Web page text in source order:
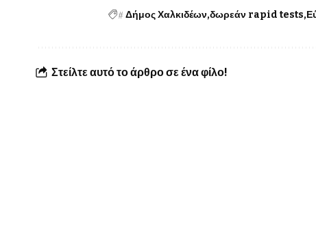
#Δήμος Χαλκιδέων δωρεάν rapid tests
Στείλτε αυτό το άρθρο σε ένα φίλο!